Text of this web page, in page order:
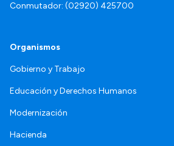
Conmutador: (02920) 425700
Organismos
Gobierno y Trabajo
Educación y Derechos Humanos
Modernización
Hacienda